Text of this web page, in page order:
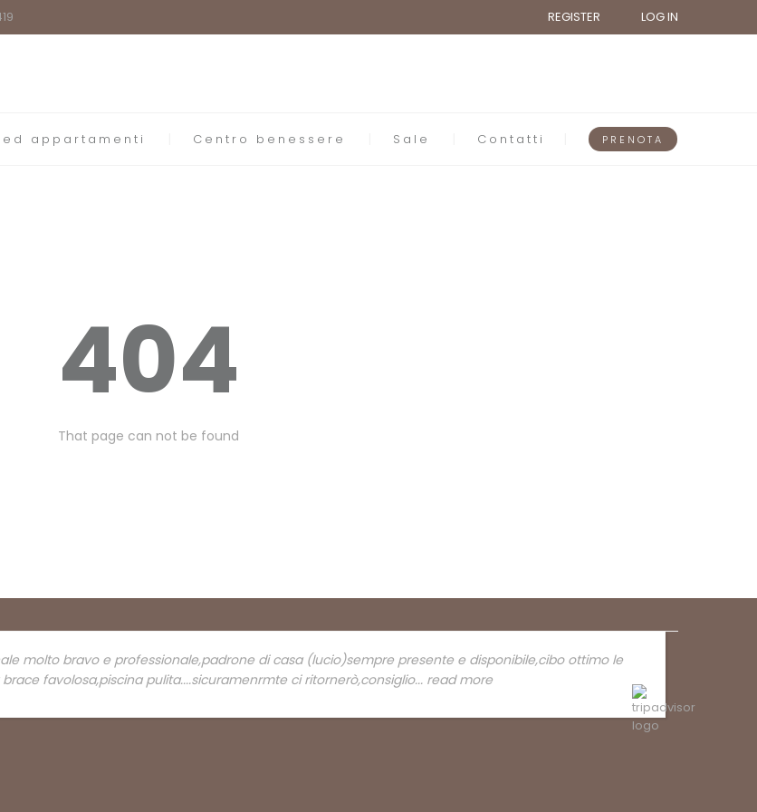
LOG IN
REGISTER
appartamenti Centro benessere Sale Contatti PRENOTA
404
That page can not be found
molto bravo e professionale,padrone di casa (lucio)sempre presente e disponibile,cibo ottimo le
favolosa,piscina pulita....sicuramenrmte ci ritornerò,consiglio... read more